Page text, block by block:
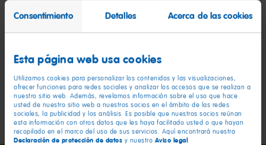
Consentimiento Detalles Acerca de las cookies
Esta página web usa cookies
Utilizamos cookies para personalizar los contenidos y las visualizaciones,
ofrecer funciones para redes sociales y analizar los accesos que se realizan a
nuestro sitio web. Además, revelamos información sobre el uso que hace
usted de nuestro sitio web a nuestros socios en el ámbito de las redes
sociales, la publicidad y los análisis. Es posible que nuestros socios reúnan
esta información con otros datos que les haya facilitado usted o que hayan
recopilado en el marco del uso de sus servicios. Aquí encontrará nuestra
Declaración de protección de datos y nuestro Aviso legal.
vibrante color rojo, estas chuches ofrecen una
golosinas.